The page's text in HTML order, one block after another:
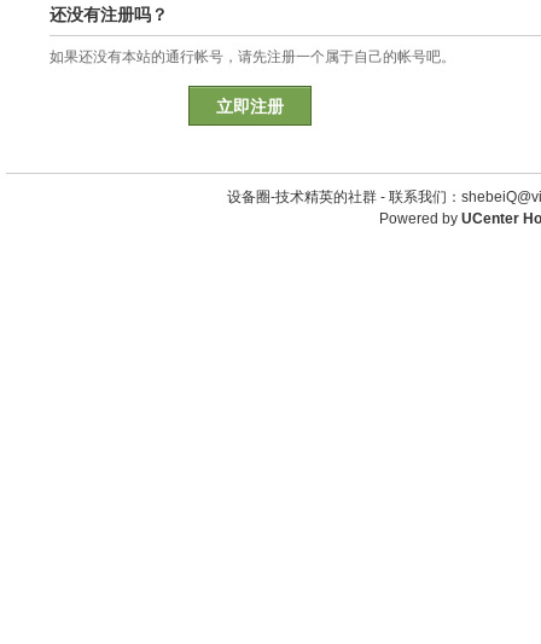
还没有注册吗？
如果还没有本站的通行帐号，请先注册一个属于自己的帐号吧。
立即注册
设备圈-技术精英的社群 - 联系我们：
Powered by UCenter